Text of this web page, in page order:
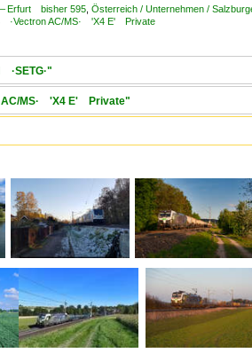
– Erfurt bisher 595 Österreich / Unternehmen /
·Vectron AC/MS· 'X4 E' Private
·SETG·"
AC/MS· 'X4 E' Private"